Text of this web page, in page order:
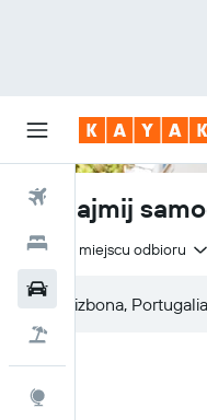
Loty
Hotele
Wynajmij
Zwrot w miejscu odbioru